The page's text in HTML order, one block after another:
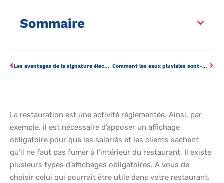
Sommaire
Les avantages de la signature électronique dans le secteur du BTP Comment les eaux pluviales sont-elles gérées en ville ?
La restauration est une activité règlementée. Ainsi, par
exemple, il est nécessaire d’apposer un affichage
obligatoire pour que les salariés et les clients sachent
qu’il ne faut pas fumer à l’intérieur du restaurant. Il existe
plusieurs types d’affichages obligatoires. A vous de
choisir celui qui pourrait être utile dans votre restaurant.